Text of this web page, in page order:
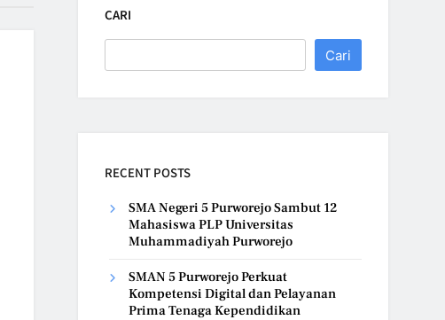
CARI
Cari
RECENT POSTS
SMA Negeri 5 Purworejo Sambut 12
Mahasiswa PLP Universitas
Muhammadiyah Purworejo
SMAN 5 Purworejo Perkuat
Kompetensi Digital dan Pelayanan
Prima Tenaga Kependidikan